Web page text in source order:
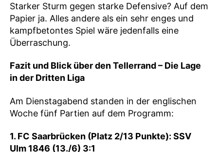
Starker Sturm gegen starke Defensive? Auf dem
Papier ja. Alles andere als ein sehr enges und
kampfbetontes Spiel wäre jedenfalls eine
Überraschung.
Fazit und Blick über den Tellerrand – Die Lage
in der Dritten Liga
Am Dienstagabend standen in der englischen
Woche fünf Partien auf dem Programm:
1. FC Saarbrücken (Platz 2/13 Punkte): SSV
Ulm 1846 (13./6) 3:1